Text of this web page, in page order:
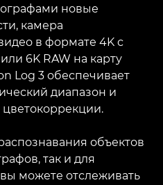
новые
камера
в формате 4K с
6K RAW на карту
Log 3 обеспечивает
диапазон и
объектов
так и для
можете отслеживать